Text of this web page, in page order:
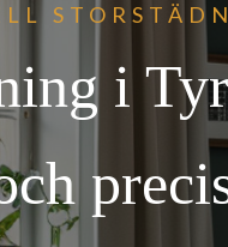
L
i